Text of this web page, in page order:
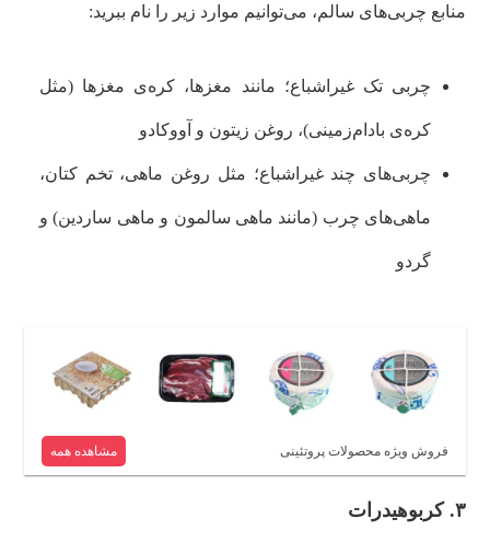
منابع چربی‌های سالم، می‌توانیم موارد زیر را نام ببرید:
چربی تک غیراشباع؛ مانند مغزها، کره‌ی مغزها (مثل
کره‌ی بادام‌زمینی)، روغن زیتون و آووکادو
چربی‌های چند غیراشباع؛ مثل روغن ماهی، تخم کتان،
ماهی‌های چرب (مانند ماهی سالمون و ماهی ساردین) و
گردو
فروش ویژه محصولات پروتئینی مشاهده همه
۳. کربوهیدرات